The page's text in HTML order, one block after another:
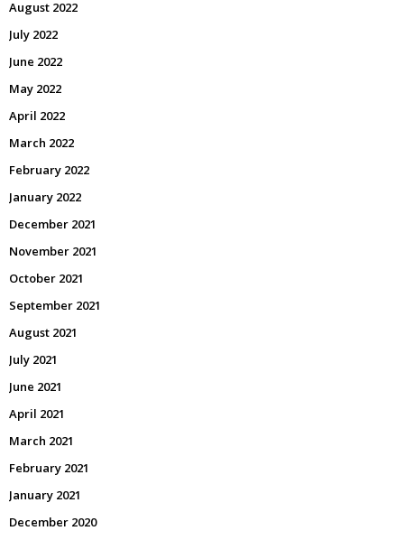
August 2022
July 2022
June 2022
May 2022
April 2022
March 2022
February 2022
January 2022
December 2021
November 2021
October 2021
September 2021
August 2021
July 2021
June 2021
April 2021
March 2021
February 2021
January 2021
December 2020